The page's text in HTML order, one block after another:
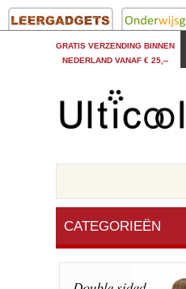
GRATIS VERZENDING BINNEN
NEDERLAND VANAF € 25,--
CATEGORIEËN